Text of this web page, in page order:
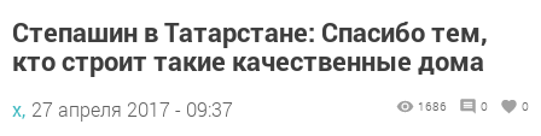
Степашин в Татарстане: Спасибо тем,
кто строит такие качественные дома
х, 27 апреля 2017 - 09:37 1686 0 0